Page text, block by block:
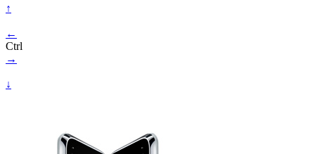
↑
←
Ctrl
→
↓